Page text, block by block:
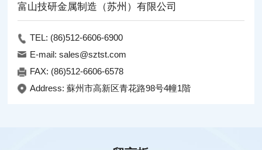
富山技研金属制造（苏州）有限公司
TEL: (86)512-6606-6900
E-mail: sales@sztst.com
FAX: (86)512-6606-6578
Address: 蘇州市高新区青花路98号4幢1階